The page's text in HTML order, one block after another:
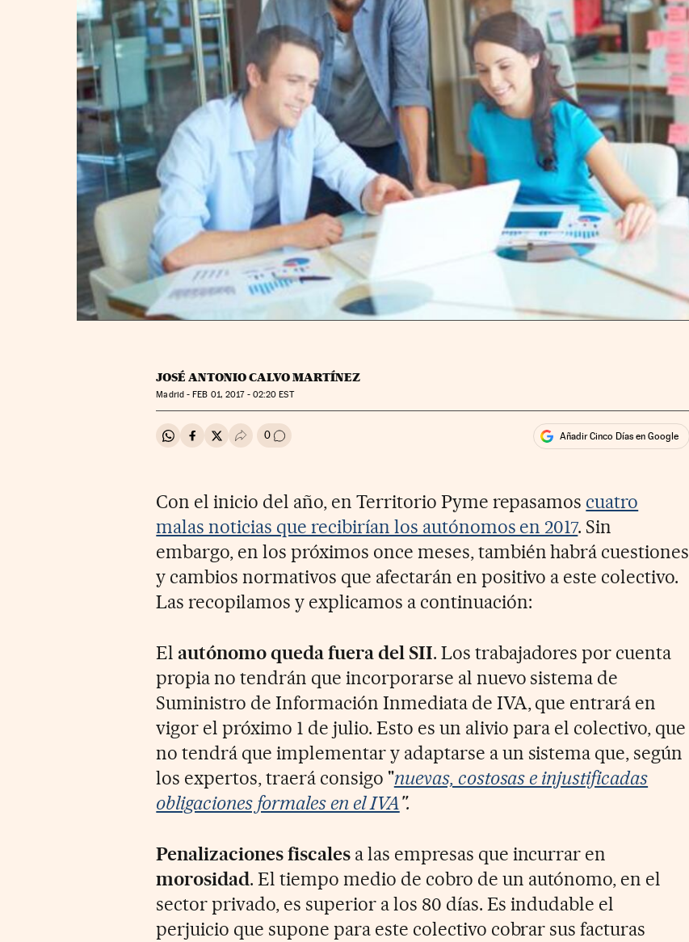
JOSÉ ANTONIO CALVO MARTÍNEZ
Madrid -FEB 01, 2017 - 02:20 EST
Compartir en Whatsapp
Compartir en Facebook
Compartir en Twitter
Desplegar Redes Sociales
0 Ir a los comentarios Añadir Cinco Días en Google
Con el inicio del año, en Territorio Pyme repasamos cuatro
malas noticias que recibirían los autónomos en 2017. Sin
embargo, en los próximos once meses, también habrá cuestiones
y cambios normativos que afectarán en positivo a este colectivo.
Las recopilamos y explicamos a continuación:
El autónomo queda fuera del SII. Los trabajadores por cuenta
propia no tendrán que incorporarse al nuevo sistema de
Suministro de Información Inmediata de IVA, que entrará en
vigor el próximo 1 de julio. Esto es un alivio para el colectivo, que
no tendrá que implementar y adaptarse a un sistema que, según
los expertos, traerá consigo "nuevas, costosas e injustificadas
obligaciones formales en el IVA".
Penalizaciones fiscalesa las empresas que incurrar en
morosidad. El tiempo medio de cobro de un autónomo, en el
sector privado, es superior a los 80 días. Es indudable el
perjuicio que supone para este colectivo cobrar sus facturas